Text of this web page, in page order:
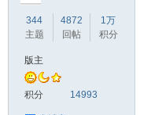
344
主题
4872
回帖
1万
积分
版主
积分 14993